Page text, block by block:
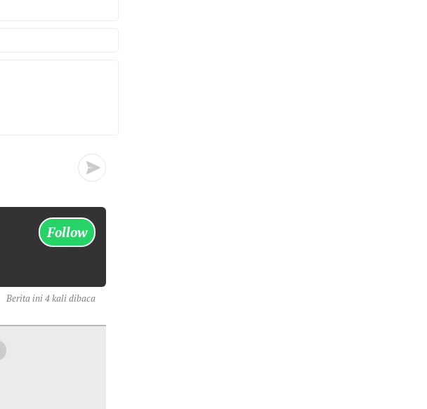
Follow
Berita ini 4 kali dibaca